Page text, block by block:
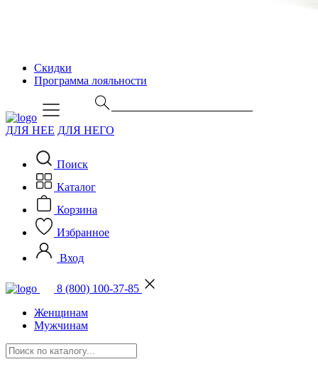
Скидки
Программа лояльности
ДЛЯ НЕЕ ДЛЯ НЕГО
Поиск
Каталог
Корзина
Избранное
Вход
8 (800) 100-37-85
Женщинам
Мужчинам